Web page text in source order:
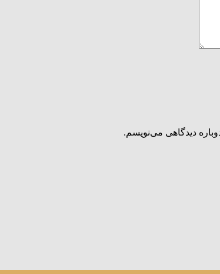
دیدگاهی می‌نویسم.